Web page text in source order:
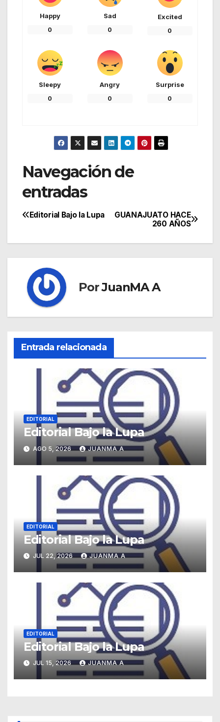
Happy
0
Sad
0
Excited
0
Sleepy
0
Angry
0
Surprise
0
Navegación de
entradas
GUANAJUATO HACE
260 AÑOS
Editorial Bajo la Lupa
PorJuanMA A
Entrada relacionada
EDITORIAL
Editorial Bajo la Lupa
AGO 5, 2026 JUANMA A
EDITORIAL
Editorial Bajo la Lupa
JUL 22, 2026 JUANMA A
EDITORIAL
Editorial Bajo la Lupa
JUL 15, 2026 JUANMA A